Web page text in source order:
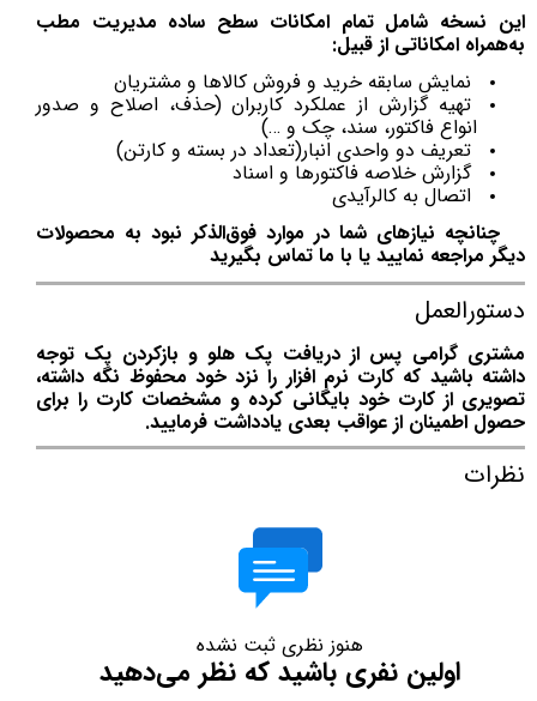
این نسخه شامل تمام امکانات سطح ساده مدیریت مطب
به‌همراه امکاناتی از قبیل:
نمایش سابقه خرید و فروش کالاها و مشتریان
تهیه گزارش از عملکرد کاربران (حذف، اصلاح و صدور
انواع فاکتور، سند، چک و …)
تعریف دو واحدی انبار(تعداد در بسته و کارتن)
گزارش خلاصه فاکتورها و اسناد
اتصال به کالرآیدی
چنانچه نیازهای شما در موارد فوق‌الذکر نبود به محصولات
دیگر مراجعه نمایید یا با ما تماس بگیرید
دستورالعمل
مشتری گرامی پس از دریافت پک هلو و بازکردن پک توجه
داشته باشید که کارت نرم افزار را نزد خود محفوظ نگه داشته،
تصویری از کارت خود بایگانی کرده و مشخصات کارت را برای
حصول اطمینان از عواقب بعدی یادداشت فرمایید.
نظرات
هنوز نظری ثبت نشده
اولین نفری باشید که نظر می‌دهید